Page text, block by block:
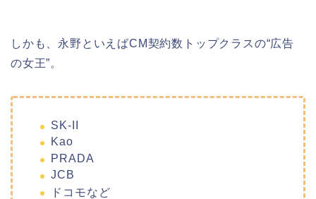
しかも、永野といえばCM契約数トップクラスの“広告
の女王”。
SK-II
Kao
PRADA
JCB
ドコモなど